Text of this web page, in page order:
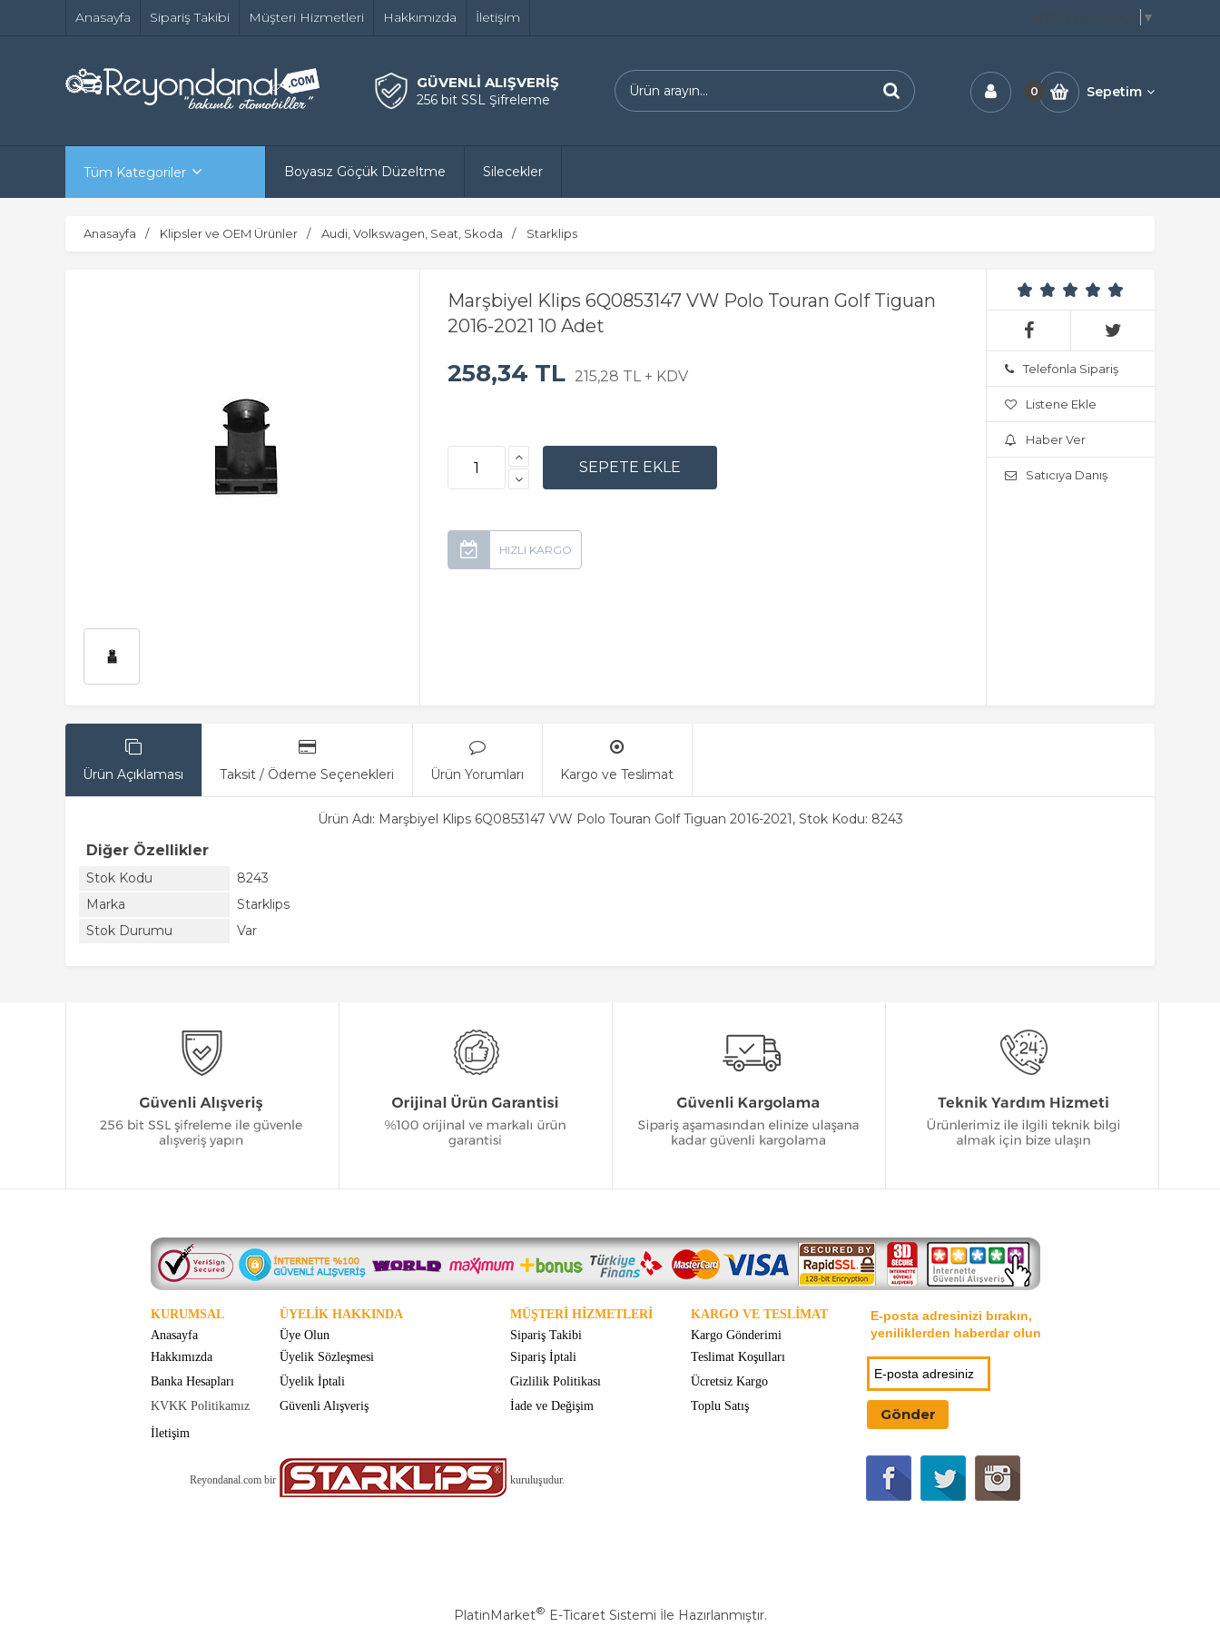
Anasayfa Sipariş Takibi Müşteri Hizmetleri Hakkımızda İletişim Select Language ▼
GÜVENLİ ALIŞVERİŞ
256 bit SSL Şifreleme
0 Sepetim
Tüm Kategoriler Boyasız Göçük Düzeltme Silecekler
Anasayfa Klipsler ve OEM Ürünler Audi, Volkswagen, Seat, Skoda Starklips
Marşbiyel Klips 6Q0853147 VW Polo Touran Golf Tiguan
2016-2021 10 Adet
258,34 TL 215,28 TL + KDV Telefonla Sipariş
Listene Ekle
Haber Ver
Satıcıya Danış
Ürün Açıklaması Taksit / Ödeme Seçenekleri Ürün Yorumları Kargo ve Teslimat
Ürün Adı: Marşbiyel Klips 6Q0853147 VW Polo Touran Golf Tiguan 2016-2021, Stok Kodu: 8243
Diğer Özellikler
Stok Kodu
8243
Marka
Starklips
Stok Durumu
Var
KURUMSAL ÜYELİK HAKKINDA MÜŞTERİ HİZMETLERİ KARGO VE TESLİMAT
E-posta adresinizi bırakın,
yeniliklerden haberdar olun
Anasayfa Üye Olun Sipariş Takibi
Kargo Gönderimi
Hakkımızda
Üyelik Sözleşmesi Sipariş İptali
Teslimat Koşulları
Banka Hesapları
Üyelik İptali Gizlilik Politikası
Ücretsiz Kargo
KVKK Politikamız
Güvenli Alışveriş İade ve Değişim
Toplu Satış
İletişim
Reyondanal.com bir kuruluşudur.
PlatinMarket® E-Ticaret Sistemi İle Hazırlanmıştır.